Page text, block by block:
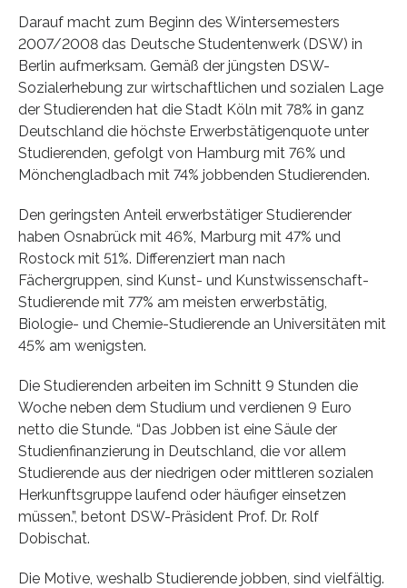
Darauf macht zum Beginn des Wintersemesters
2007/2008 das Deutsche Studentenwerk (DSW) in
Berlin aufmerksam. Gemäß der jüngsten DSW-
Sozialerhebung zur wirtschaftlichen und sozialen Lage
der Studierenden hat die Stadt Köln mit 78% in ganz
Deutschland die höchste Erwerbstätigenquote unter
Studierenden, gefolgt von Hamburg mit 76% und
Mönchengladbach mit 74% jobbenden Studierenden.
Den geringsten Anteil erwerbstätiger Studierender
haben Osnabrück mit 46%, Marburg mit 47% und
Rostock mit 51%. Differenziert man nach
Fächergruppen, sind Kunst- und Kunstwissenschaft-
Studierende mit 77% am meisten erwerbstätig,
Biologie- und Chemie-Studierende an Universitäten mit
45% am wenigsten.
Die Studierenden arbeiten im Schnitt 9 Stunden die
Woche neben dem Studium und verdienen 9 Euro
netto die Stunde. “Das Jobben ist eine Säule der
Studienfinanzierung in Deutschland, die vor allem
Studierende aus der niedrigen oder mittleren sozialen
Herkunftsgruppe laufend oder häufiger einsetzen
müssen.”, betont DSW-Präsident Prof. Dr. Rolf
Dobischat.
Die Motive, weshalb Studierende jobben, sind vielfältig.